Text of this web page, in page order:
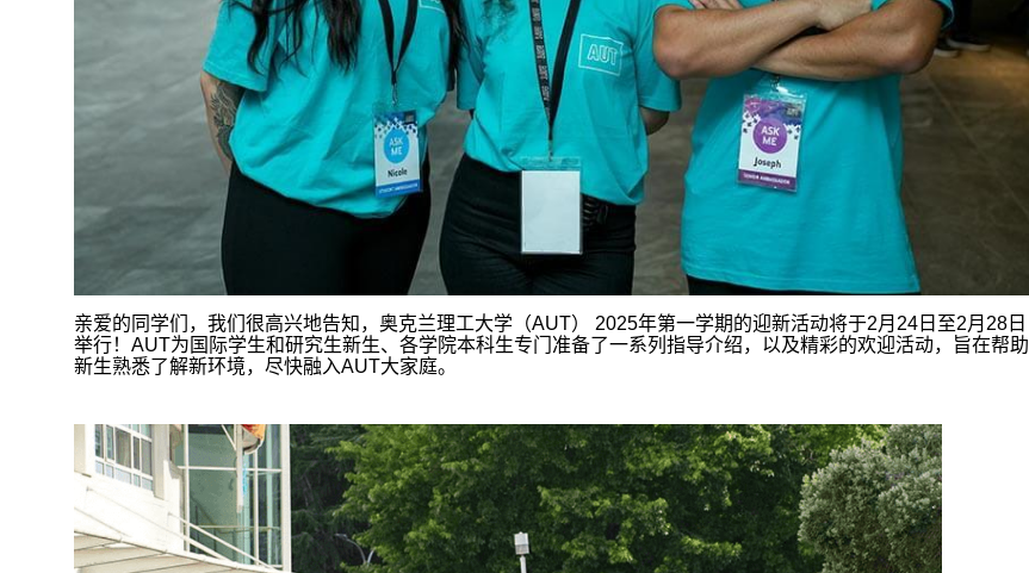
亲爱的同学们，我们很高兴地告知，奥克兰理工大学（AUT） 2025年第一学期的迎新活动将于2月 24 日至2月 28 日
举行！ AUT为国际学生和研究生新生、各学院本科生专门准备了一系列指导介绍，以及精彩的欢迎活动，旨在帮助
新生熟悉了解新环境，尽快融入AUT大家庭。